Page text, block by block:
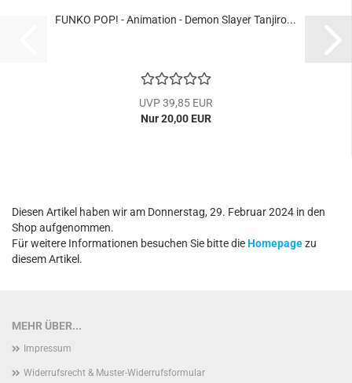
FUNKO POP! - Ani­ma­ti­on - Demon Slay­er Tan­ji­ro...
UVP 39,85 EUR
Nur 20,00 EUR
Diesen Artikel haben wir am Donnerstag, 29. Februar 2024 in den
Shop aufgenommen.
Für weitere Informationen besuchen Sie bitte dieHomepagezu
diesem Artikel.
MEHR ÜBER...
Impressum
Widerrufsrecht & Muster-Widerrufsformular